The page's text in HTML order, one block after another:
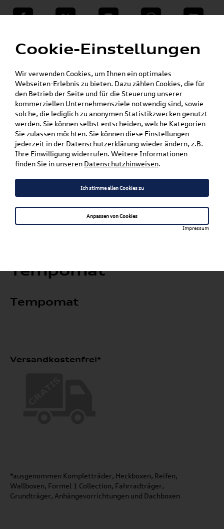
teilen Twitter Instagram WhatsApp E-Mail
VW Shop - VW Originalteile und Zubehör »
»
Mein Kundenkonto Warenkorb
Artikel für ihr Modell
Marke wählen
Modell wählen
Karosserieform wählen
Tempomat
Tempomat
Versandkostenfrei*
*ausgenommen Kompletträder, Heckboxen, Reifen,
Wallboxen, Formel 1 Collection, Fahrradträger,
Grundträger, Anhängevorrichtungen und Dachboxen
Cookie-Einstellungen
Wir verwenden Cookies, um Ihnen ein optimales
Webseiten-Erlebnis zu bieten. Dazu zählen Cookies, die für
den Betrieb der Seite und für die Steuerung unserer
kommerziellen Unternehmensziele notwendig sind, sowie
solche, die lediglich zu anonymen Statistikzwecken genutzt
werden. Sie können selbst entscheiden, welche Kategorien
Sie zulassen möchten. Sie können diese Einstellungen
jederzeit in der Datenschutzerklärung wieder ändern, z.B.
Ihre Einwilligung widerrufen. Weitere Informationen
finden Sie in unseren Datenschutzhinweisen.
Ich stimme allen Cookies zu
Anpassen von Cookies
Impressum